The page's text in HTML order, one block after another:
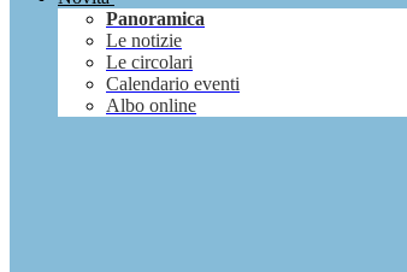
Panoramica
Le notizie
Le circolari
Calendario eventi
Albo online